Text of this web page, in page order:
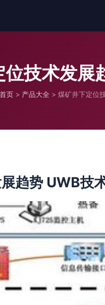
技术发展
首页 > 产品大全 > 煤矿井下定位
趋势 UWB技